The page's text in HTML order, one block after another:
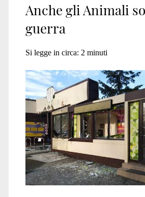
kiev</span>
Anche gli Animali
guerra
Si legge in circa: 2 minuti